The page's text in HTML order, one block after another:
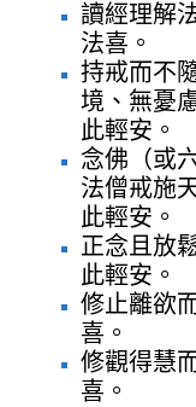
讀經理解
法喜。
持戒而不
境、無憂
此輕安。
念佛（或
法僧戒施
此輕安。
正念且放
此輕安。
修止離欲
喜。
修觀得慧
喜。